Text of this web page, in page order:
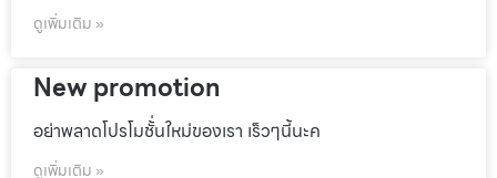
ดูเพิ่มเติม »
New promotion
อย่าพลาดโปรโมชั้่นใหม่ของเรา เร็วๆนี้นะค
ดูเพิ่มเติม »